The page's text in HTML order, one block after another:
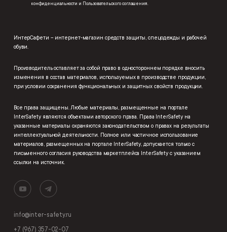
конфиденциальности и Пользовательского соглашения
ИнтерСафети – интернет-магазин средств защиты, спецодежды и рабочей
обуви.
Производитель оставляет за собой право в одностороннем порядке вносить
изменения в состав материалов, используемых в производстве продукции,
при условии сохранения функциональных и защитных свойств продукции.
Все права защищены. Любые материалы, размещенные на портале
InterSafety являются объектами авторского права. Права InterSafety на
указанные материалы охраняются законодательством о правах на результаты
интеллектуальной деятельности. Полное или частичное использование
материалов, размещенных на портале InterSafety, допускается только с
письменного согласия руководства маркетплейса InterSafety с указанием
ссылки на источник.
info@inter-safety.ru
+7 (967) 357-02-07